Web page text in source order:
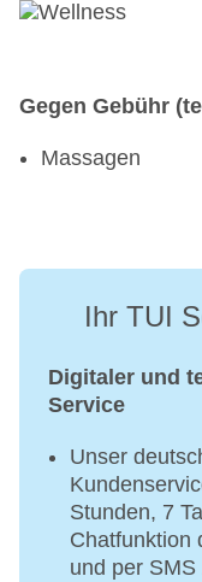
Gegen Gebühr
Massagen
Ihr TUI
Digitaler und
Service
Unser
Stunden, 7
Chatfunktion
und per